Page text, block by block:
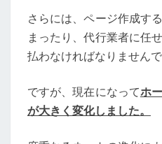
さらには、ページ作成す
まったり、代行業者に任
払わなければなりませんで
ですが、現在になってホ
が大きく変化しました。